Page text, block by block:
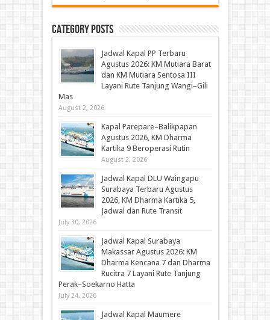
Category Posts
Jadwal Kapal PP Terbaru
Agustus 2026: KM Mutiara Barat
dan KM Mutiara Sentosa III
Layani Rute Tanjung Wangi–Gili
Mas
August 2, 2026
Kapal Parepare–Balikpapan
Agustus 2026, KM Dharma
Kartika 9 Beroperasi Rutin
August 2, 2026
Jadwal Kapal DLU Waingapu
Surabaya Terbaru Agustus
2026, KM Dharma Kartika 5,
Jadwal dan Rute Transit
July 30, 2026
Jadwal Kapal Surabaya
Makassar Agustus 2026: KM
Dharma Kencana 7 dan Dharma
Rucitra 7 Layani Rute Tanjung
Perak–Soekarno Hatta
July 24, 2026
Jadwal Kapal Maumere